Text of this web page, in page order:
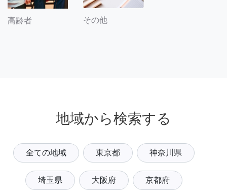
高齢者 その他
地域から検索する
全ての地域 東京都 神奈川県
埼玉県 大阪府 京都府